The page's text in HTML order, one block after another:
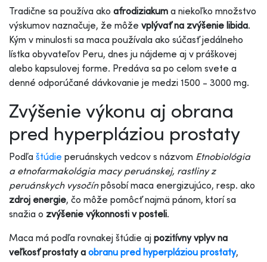
Tradične sa používa ako afrodiziakum a niekoľko množstvo
výskumov naznačuje, že môže vplývať na zvýšenie libida.
Kým v minulosti sa maca používala ako súčasť jedálneho
lístka obyvateľov Peru, dnes ju nájdeme aj v práškovej
alebo kapsulovej forme. Predáva sa po celom svete a
denné odporúčané dávkovanie je medzi 1500 - 3000 mg.
Zvýšenie výkonu aj obrana
pred hyperpláziou prostaty
Podľa štúdie peruánskych vedcov s názvom Etnobiológia
a etnofarmakológia macy peruánskej, rastliny z
peruánskych vysočínpôsobí maca energizujúco, resp. ako
zdroj energie, čo môže pomôcť najmä pánom, ktorí sa
snažia o zvýšenie výkonnosti v posteli.
Maca má podľa rovnakej štúdie aj pozitívny vplyv na
veľkosť prostaty a obranu pred hyperpláziou prostaty,